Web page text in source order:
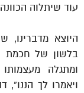
עוד שיתלוה
היוצא מדברינו,
בלשון של חכמת
ומתגלה
ויאמרו לך הננו”,